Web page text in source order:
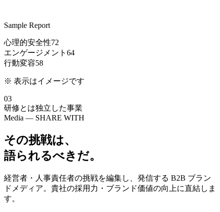
Sample Report
心理的安全性72
エンゲージメント 64
行動変容58
※ 表示はイメージです
03
研修とは独立した事業
Media — SHARE WITH
その挑戦は、
語られるべきだ。
経営者・人事責任者の挑戦を編集し、発信する B2B ブラン
ドメディア。貴社の採用力・ブランド価値の向上に直結しま
す。